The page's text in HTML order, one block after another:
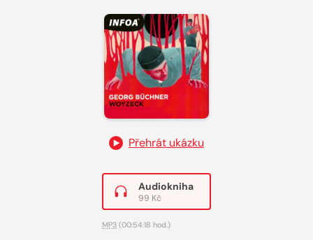
Přehrát ukázku
Audiokniha
99 Kč
MP3 (00:54:18 hod.)